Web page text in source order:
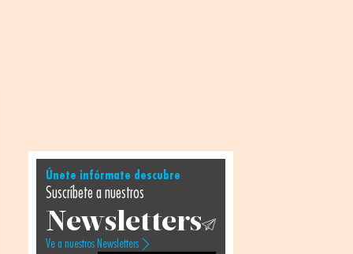
Únete infórmate descubre
Suscríbete a nuestros
Newsletters
Ve a nuestros Newsletters